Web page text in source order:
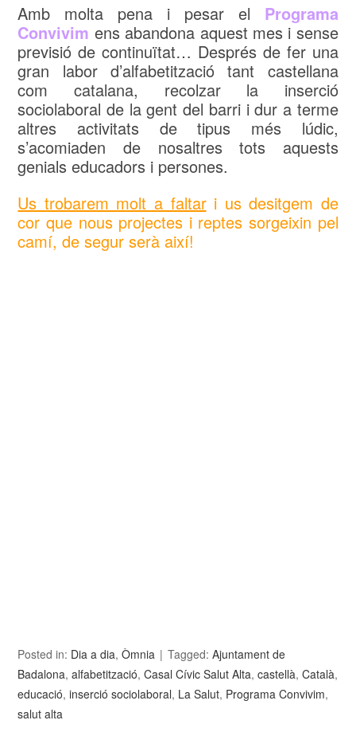
Amb molta pena i pesar el Programa
Convivim ens abandona aquest mes i sense
previsió de continuïtat… Després de fer una
gran labor d’alfabetització tant castellana
com catalana, recolzar la inserció
sociolaboral de la gent del barri i dur a terme
altres activitats de tipus més lúdic,
s’acomiaden de nosaltres tots aquests
genials educadors i persones.
Us trobarem molt a faltari us desitgem de
cor que nous projectes i reptes sorgeixin pel
camí, de segur serà així!
Posted in: Dia a dia,Òmnia Tagged:Ajuntament de
Badalona,alfabetització,Casal Cívic Salut Alta,castellà,Català,
educació,inserció sociolaboral, La Salut, Programa Convivim,
salut alta